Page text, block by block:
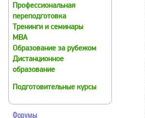
Профессиональная
переподготовка
Тренинги и семинары
MBA
Образование за рубежом
Дистанционное
образование
Подготовительные курсы